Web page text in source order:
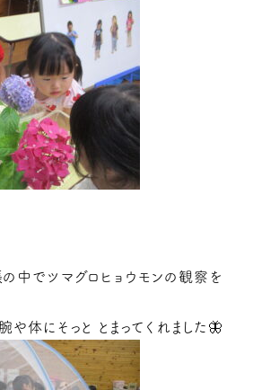
の中でツマグロヒョウモンの観察を
や体にそっと とまってくれました🦋